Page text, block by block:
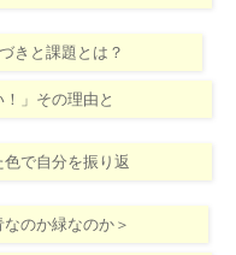
きと課題とは？
」その理由と
で自分を振り返
のか緑なのか＞